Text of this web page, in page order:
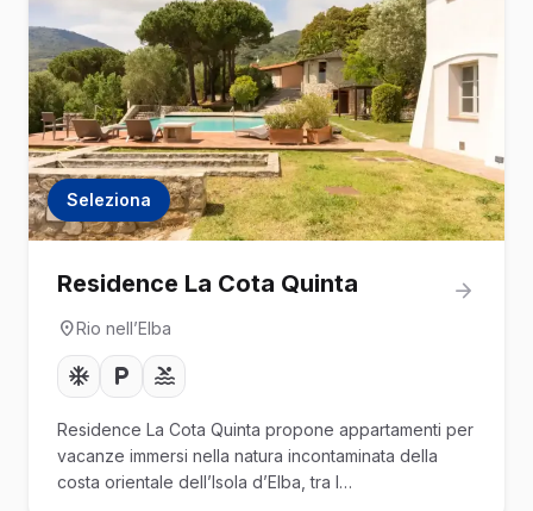
Seleziona
Residence La Cota Quinta
Rio nell’Elba
Residence La Cota Quinta propone appartamenti per
vacanze immersi nella natura incontaminata della
costa orientale dell’Isola d’Elba, tra l…